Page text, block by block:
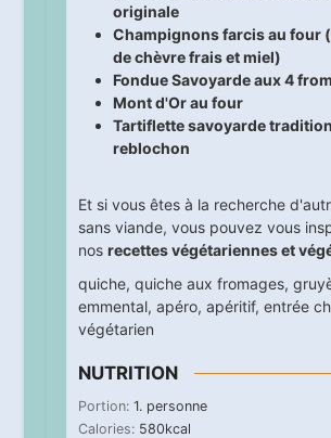
originale
Champignons farcis au four
de chèvre frais et miel)
Fondue Savoyarde aux 4
Mont d'Or au four
Tartiflette savoyarde
reblochon
Et si vous êtes à la recherche
sans viande, vous pouvez vous
nos recettes végétariennes et
quiche, quiche aux fromages,
emmental, apéro, apéritif, entrée
végétarien
NUTRITION
Portion: 1. personne
Calories: 580kcal